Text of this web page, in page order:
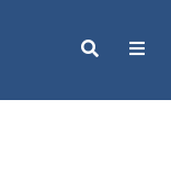
Search